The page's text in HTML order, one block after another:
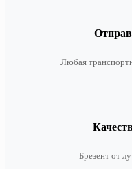
Любая
Брезент от